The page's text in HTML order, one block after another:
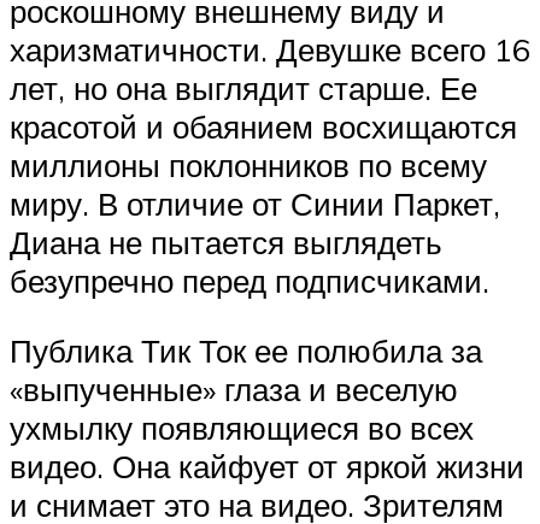
роскошному внешнему виду и
харизматичности. Девушке всего 16
лет, но она выглядит старше. Ее
красотой и обаянием восхищаются
миллионы поклонников по всему
миру. В отличие от Синии Паркет,
Диана не пытается выглядеть
безупречно перед подписчиками.
Публика Тик Ток ее полюбила за
«выпученные» глаза и веселую
ухмылку появляющиеся во всех
видео. Она кайфует от яркой жизни
и снимает это на видео. Зрителям